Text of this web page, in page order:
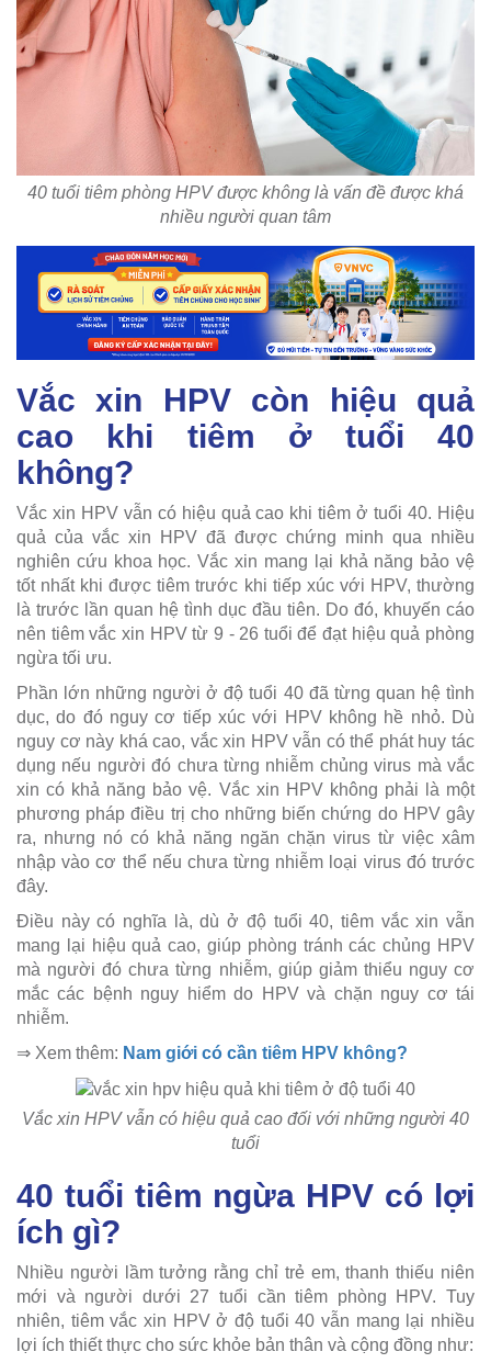
40 tuổi tiêm phòng HPV được không là vấn đề được khá
nhiều người quan tâm
Vắc xin HPV còn hiệu quả
cao khi tiêm ở tuổi 40
không?
Vắc xin HPV vẫn có hiệu quả cao khi tiêm ở tuổi 40. Hiệu
quả của vắc xin HPV đã được chứng minh qua nhiều
nghiên cứu khoa học. Vắc xin mang lại khả năng bảo vệ
tốt nhất khi được tiêm trước khi tiếp xúc với HPV, thường
là trước lần quan hệ tình dục đầu tiên. Do đó, khuyến cáo
nên tiêm vắc xin HPV từ 9 - 26 tuổi để đạt hiệu quả phòng
ngừa tối ưu.
Phần lớn những người ở độ tuổi 40 đã từng quan hệ tình
dục, do đó nguy cơ tiếp xúc với HPV không hề nhỏ. Dù
nguy cơ này khá cao, vắc xin HPV vẫn có thể phát huy tác
dụng nếu người đó chưa từng nhiễm chủng virus mà vắc
xin có khả năng bảo vệ. Vắc xin HPV không phải là một
phương pháp điều trị cho những biến chứng do HPV gây
ra, nhưng nó có khả năng ngăn chặn virus từ việc xâm
nhập vào cơ thể nếu chưa từng nhiễm loại virus đó trước
đây.
Điều này có nghĩa là, dù ở độ tuổi 40, tiêm vắc xin vẫn
mang lại hiệu quả cao, giúp phòng tránh các chủng HPV
mà người đó chưa từng nhiễm, giúp giảm thiểu nguy cơ
mắc các bệnh nguy hiểm do HPV và chặn nguy cơ tái
nhiễm.
⇒ Xem thêm: Nam giới có cần tiêm HPV không?
Vắc xin HPV vẫn có hiệu quả cao đối với những người 40
tuổi
40 tuổi tiêm ngừa HPV có lợi
ích gì?
Nhiều người lầm tưởng rằng chỉ trẻ em, thanh thiếu niên
mới và người dưới 27 tuổi cần tiêm phòng HPV. Tuy
nhiên, tiêm vắc xin HPV ở độ tuổi 40 vẫn mang lại nhiều
lợi ích thiết thực cho sức khỏe bản thân và cộng đồng như: